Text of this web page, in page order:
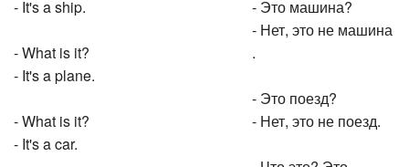
- It's a ship.
- What is it?
- It's a plane.
- What is it?
- It's a car.
- Это машина?
- Нет, это не машина
.
- Это поезд?
- Нет, это не поезд.